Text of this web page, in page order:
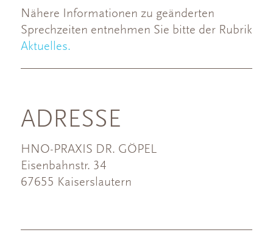
Nähere Informationen zu geänderten
Sprechzeiten entnehmen Sie bitte der Rubrik
Aktuelles.
ADRESSE
HNO-PRAXIS DR. GÖPEL
Eisenbahnstr. 34
67655 Kaiserslautern